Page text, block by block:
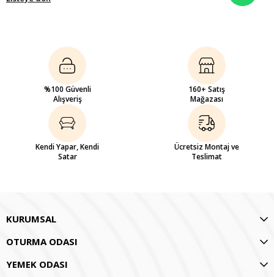
%100 Güvenli
Alışveriş
160+ Satış
Mağazası
Kendi Yapar, Kendi
Satar
Ücretsiz Montaj ve
Teslimat
KURUMSAL
OTURMA ODASI
YEMEK ODASI